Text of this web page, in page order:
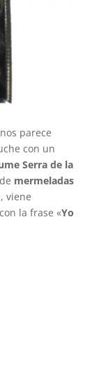
parece
con un
Serra de la
mermeladas
viene
la frase «Yo